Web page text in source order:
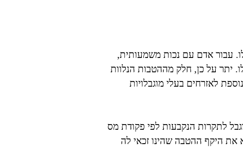
לו. עבור אדם עם נכות משמעותית,
יתר על כן, חלק מההטבות הנלוות
לאזרחים בעלי מוגבלויות
לתקרות הנקבעות לפי פקודת מס
את היקף ההטבה שהינו זכאי לה